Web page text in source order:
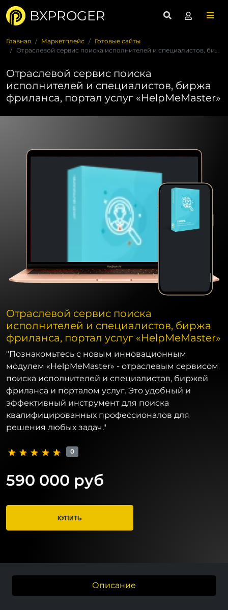
BXPROGER
Главная Маркетплейс
Готовые сайты
Отраслевой cервис поиска исполнителей и специалистов, биржа ...
Отраслевой cервис поиска
исполнителей и специалистов, биржа
фриланса, портал услуг «HelpMeMaster»
Отраслевой cервис поиска
исполнителей и специалистов, биржа
фриланса, портал услуг «HelpMeMaster»
"Познакомьтесь с новым инновационным
модулем «HelpMeMaster» - отраслевым сервисом
поиска исполнителей и специалистов, биржей
фриланса и порталом услуг. Это удобный и
эффективный инструмент для поиска
квалифицированных профессионалов для
решения любых задач."
0
590 000 руб
КУПИТЬ
Описание